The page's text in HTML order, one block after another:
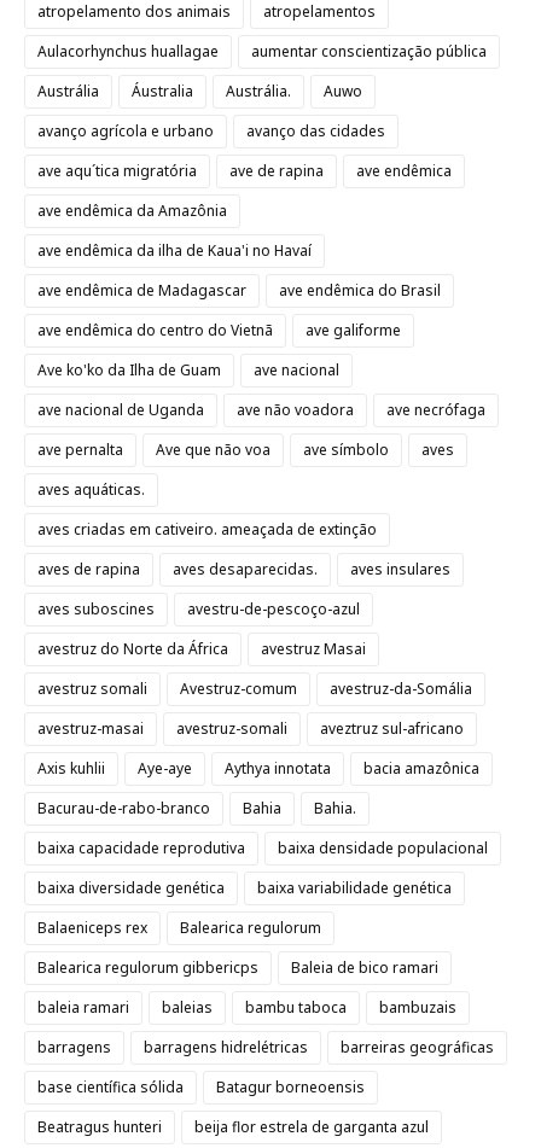
atropelamento dos animais
atropelamentos
Aulacorhynchus huallagae
aumentar conscientização pública
Austrália
Áustralia Austrália.
Auwo
avanço agrícola e urbano
avanço das cidades
ave aqu´tica migratória
ave de rapina
ave endêmica
ave endêmica da Amazônia
ave endêmica da ilha de Kaua'i no Havaí
ave endêmica de Madagascar
ave endêmica do Brasil
ave endêmica do centro do Vietnã
ave galiforme
Ave ko'ko da Ilha de Guam
ave nacional
ave nacional de Uganda
ave não voadora
ave necrófaga
ave pernalta
Ave que não voa ave símbolo
aves
aves aquáticas.
aves criadas em cativeiro. ameaçada de extinção
aves de rapina
aves desaparecidas.
aves insulares
aves suboscines
avestru-de-pescoço-azul
avestruz do Norte da África
avestruz Masai
avestruz somali
Avestruz-comum
avestruz-da-Somália
avestruz-masai
avestruz-somali
aveztruz sul-africano
Axis kuhlii
Aye-aye Aythya innotata
bacia amazônica
Bacurau-de-rabo-branco
Bahia
Bahia.
baixa capacidade reprodutiva
baixa densidade populacional
baixa diversidade genética
baixa variabilidade genética
Balaeniceps rex
Balearica regulorum
Balearica regulorum gibbericps
Baleia de bico ramari
baleia ramari
baleias bambu taboca
bambuzais
barragens
barragens hidrelétricas
barreiras geográficas
base científica sólida
Batagur borneoensis
Beatragus hunteri
beija flor estrela de garganta azul